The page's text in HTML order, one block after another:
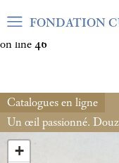
Warning: Undefined
on line 46
FONDATION
Catalogues en ligne
Un œil passionné.
+